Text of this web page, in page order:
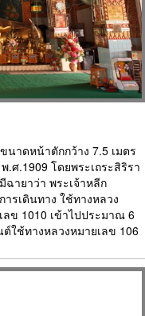
าดหน้าตักกว้าง 7.5 เมตร
.ศ.1909 โดยพระเถระสิริรา
ายาว่า พระเจ้าหลีก
ารเดินทาง ใช้ทางหลวง
ลข 1010 เข้าไปประมาณ 6
ต์ใช้ทางหลวงหมายเลข 106